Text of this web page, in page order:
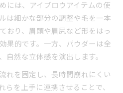
には、アイブロウアイテムの使
は細かな部分の調整や毛を一本
おり、眉頭や眉尻など形をはっ
果的です。一方、パウダーは全
自然な立体感を演出します。
れを固定し、長時間崩れにくい
らを上手に連携させることで、